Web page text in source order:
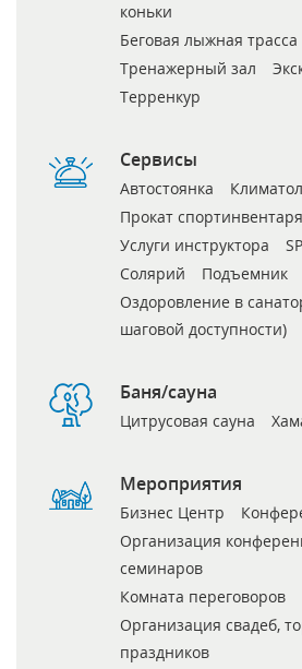
коньки
Беговая лыжная трасса
Тренажерный зал
Терренкур
Сервисы
Автостоянка
Прокат спортинвентаря
Услуги инструктора
Солярий
Подъемник
Оздоровление в
шаговой доступности)
Баня/сауна
Цитрусовая сауна
Мероприятия
Бизнес Центр
Организация
семинаров
Комната переговоров
Организация свадеб,
праздников